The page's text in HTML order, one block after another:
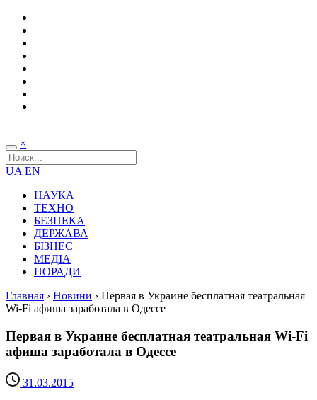
×
UA EN
НАУКА
ТЕХНО
БЕЗПЕКА
ДЕРЖАВА
БІЗНЕС
МЕДІА
ПОРАДИ
Главная › Новини › Первая в Украине бесплатная театральная
Wi-Fi афиша заработала в Одессе
Первая в Украине бесплатная театральная Wi-Fi
афиша заработала в Одессе
31.03.2015